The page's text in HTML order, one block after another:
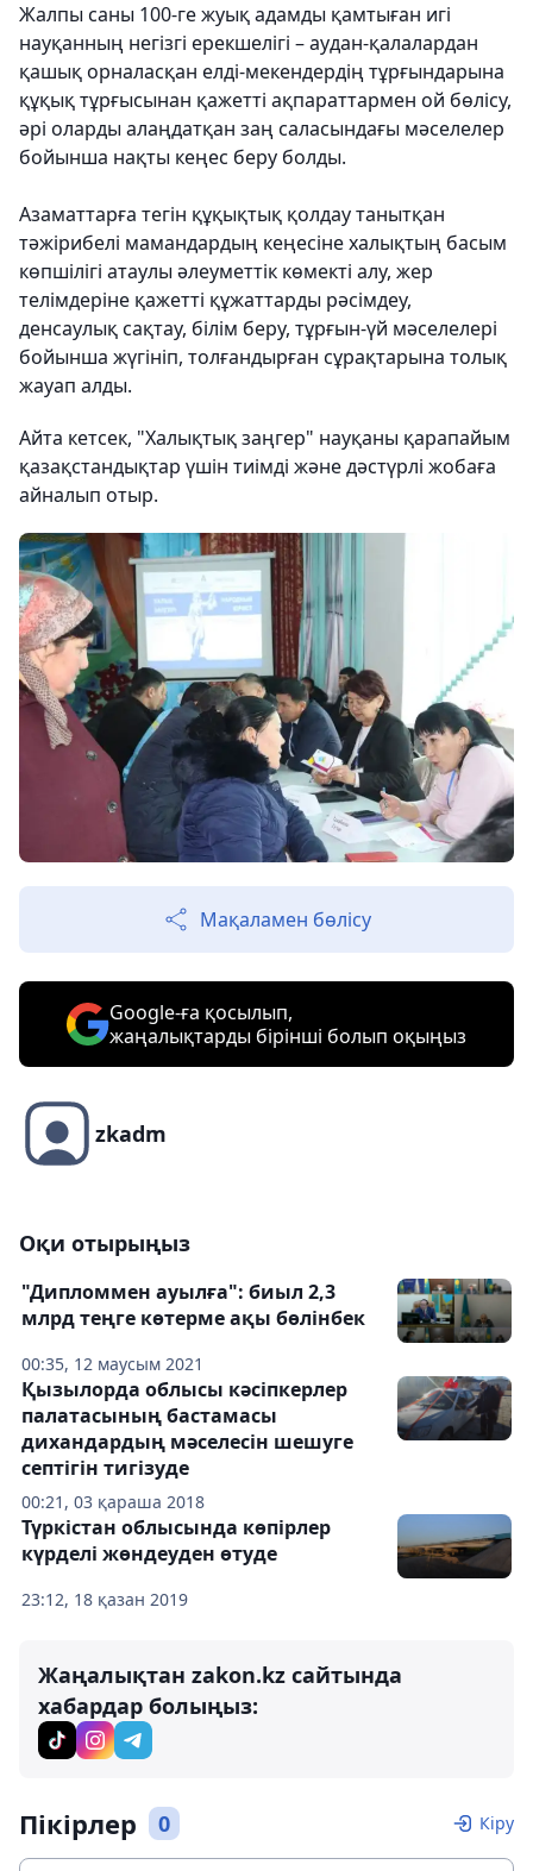
Жалпы саны 100-ге жуық адамды қамтыған игі
науқанның негізгі ерекшелігі – аудан-қалалардан
қашық орналасқан елді-мекендердің тұрғындарына
құқық тұрғысынан қажетті ақпараттармен ой бөлісу,
әрі оларды алаңдатқан заң саласындағы мәселелер
бойынша нақты кеңес беру болды.
Азаматтарға тегін құқықтық қолдау танытқан
тәжірибелі мамандардың кеңесіне халықтың басым
көпшілігі атаулы әлеуметтік көмекті алу, жер
телімдеріне қажетті құжаттарды рәсімдеу,
денсаулық сақтау, білім беру, тұрғын-үй мәселелері
бойынша жүгініп, толғандырған сұрақтарына толық
жауап алды.
Айта кетсек, "Халықтық заңгер" науқаны қарапайым
қазақстандықтар үшін тиімді және дәстүрлі жобаға
айналып отыр.
Мақаламен бөлісу
Google-ға қосылып,
жаңалықтарды бірінші болып оқыңыз
zkadm
Оқи отырыңыз
00:35, 12 маусым 2021
"Дипломмен ауылға": биыл 2,3
млрд теңге көтерме ақы бөлінбек
00:21, 03 қараша 2018
Қызылорда облысы кәсіпкерлер
палатасының бастамасы
дихандардың мәселесін шешуге
септігін тигізуде
23:12, 18 қазан 2019
Түркістан облысында көпірлер
күрделі жөндеуден өтуде
Жаңалықтан zakon.kz сайтында
хабардар болыңыз:
Пікірлер 0 Кіру